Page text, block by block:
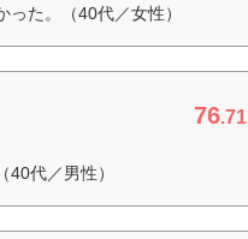
た。（40代／女性）
76.71
代／男性）